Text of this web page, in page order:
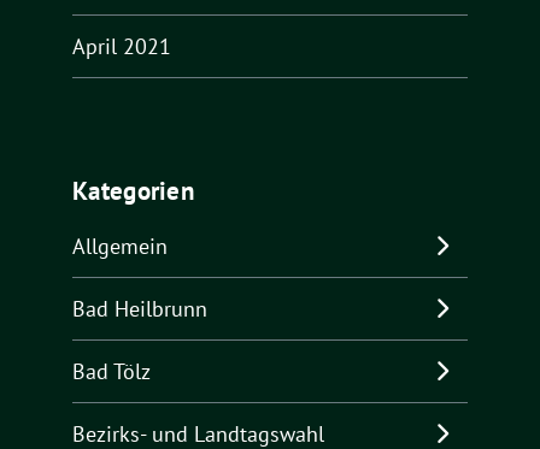
April 2021
Kategorien
Allgemein
Bad Heilbrunn
Bad Tölz
Bezirks- und Landtagswahl